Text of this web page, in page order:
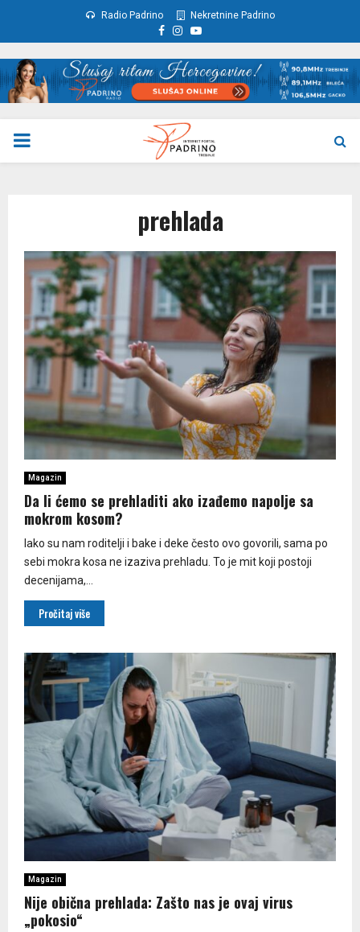
Radio Padrino Nekretnine Padrino
Facebook
Instagram
Youtube
PRIMARY
prehlada
Magazin
Da li ćemo se prehladiti ako izađemo napolje sa
mokrom kosom?
Iako su nam roditelji i bake i deke često ovo govorili, sama po
sebi mokra kosa ne izaziva prehladu. To je mit koji postoji
decenijama,...
Pročitaj više
Magazin
Nije obična prehlada: Zašto nas je ovaj virus
„pokosio“